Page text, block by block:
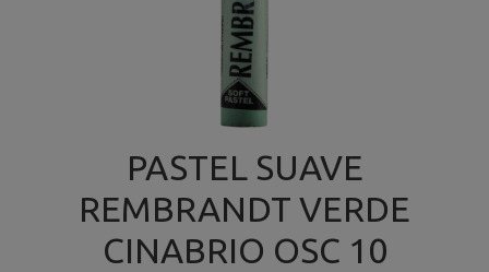
PASTEL SUAVE
REMBRANDT VERDE
CINABRIO OSC 10